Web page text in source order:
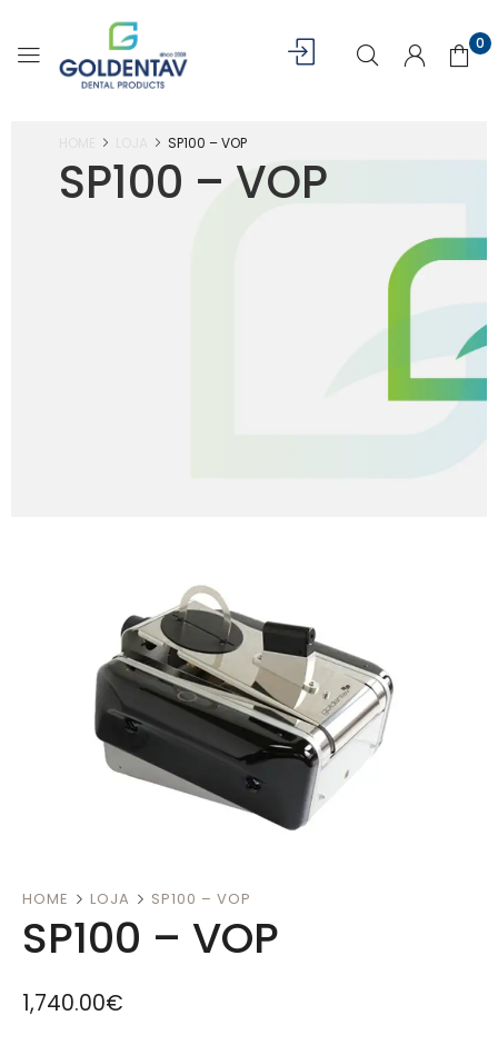
0
SP100 – VOP
SP100 – VOP
HOME LOJA SP100 – VOP
SP100 – VOP
1,740.00€